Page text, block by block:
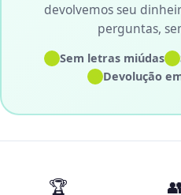
devolvemos seu
perguntas,
✓Sem letras miúdas✓
✓ Devolução
🏆